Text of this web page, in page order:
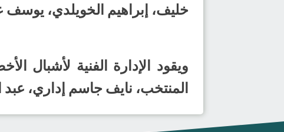
خليف، إبراهيم الخويلدي، يوسف
ويقود الإدارة الفنية لأشبال
المنتخب، نايف جاسم إداري،